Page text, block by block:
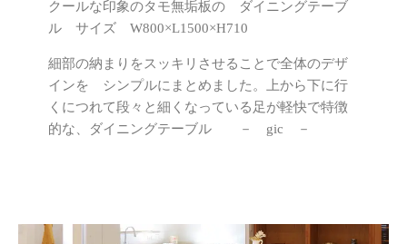
クールな印象のタモ無垢板の ダイニングテーブ
ル サイズ W800×L1500×H710
細部の納まりをスッキリさせることで全体のデザ
インを シンプルにまとめました。上から下に行
くにつれて段々と細くなっている足が軽快で特徴
的な、ダイニングテーブル － gic －